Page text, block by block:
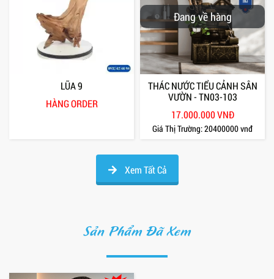
LŨA 9
HÀNG ORDER
Đang về hàng
THÁC NƯỚC TIỂU CẢNH SÂN
VƯỜN - TN03-103
17.000.000 VNĐ
Giá Thị Trường:20400000 vnđ
Xem Tất Cả
Sản Phẩm Đã Xem